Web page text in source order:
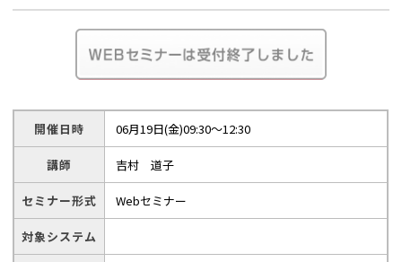
開催日時 06月19日(金)09:30～12:30
講師 吉村 道子
セミナー形式 Webセミナー
対象システム